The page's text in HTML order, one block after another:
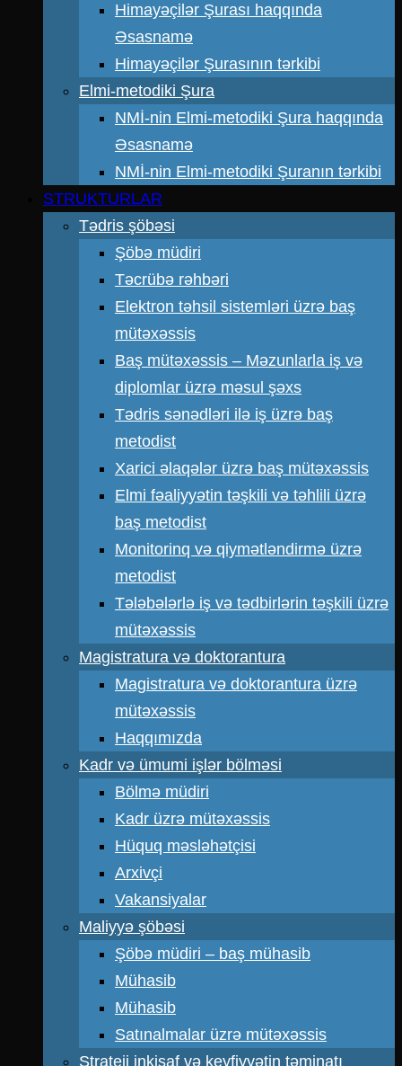
Himayəçilər Şurası haqqında
Əsasnamə
Himayəçilər Şurasının tərkibi
Elmi-metodiki Şura
NMİ-nin Elmi-metodiki Şura haqqında
Əsasnamə
NMİ-nin Elmi-metodiki Şuranın tərkibi
STRUKTURLAR
Tədris şöbəsi
Şöbə müdiri
Təcrübə rəhbəri
Elektron təhsil sistemləri üzrə baş
mütəxəssis
Baş mütəxəssis – Məzunlarla iş və
diplomlar üzrə məsul şəxs
Tədris sənədləri ilə iş üzrə baş
metodist
Xarici əlaqələr üzrə baş mütəxəssis
Elmi fəaliyyətin təşkili və təhlili üzrə
baş metodist
Monitorinq və qiymətləndirmə üzrə
metodist
Tələbələrlə iş və tədbirlərin təşkili üzrə
mütəxəssis
Magistratura və doktorantura
Magistratura və doktorantura üzrə
mütəxəssis
Haqqımızda
Kadr və ümumi işlər bölməsi
Bölmə müdiri
Kadr üzrə mütəxəssis
Hüquq məsləhətçisi
Arxivçi
Vakansiyalar
Maliyyə şöbəsi
Şöbə müdiri – baş mühasib
Mühasib
Mühasib
Satınalmalar üzrə mütəxəssis
Strateji inkişaf və keyfiyyətin təminatı